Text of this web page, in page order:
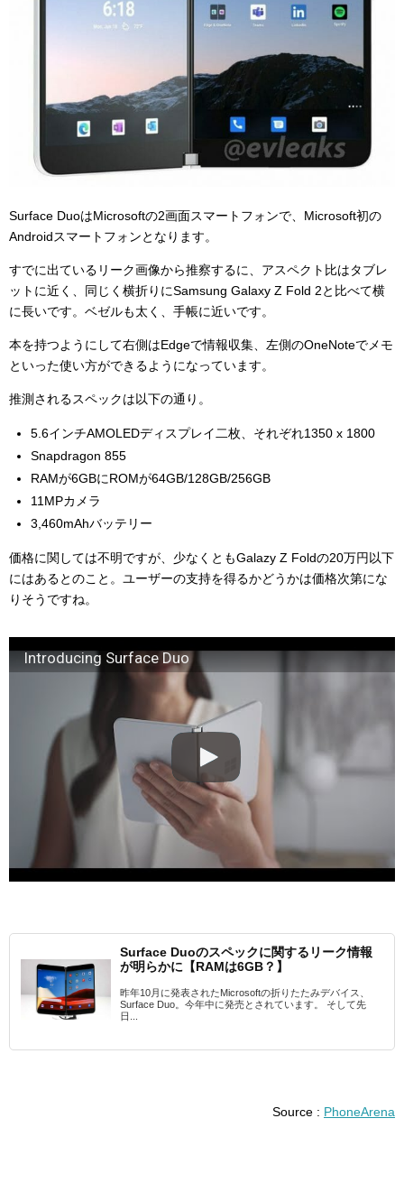
Surface DuoはMicrosoftの2画面スマートフォンで、Microsoft初の
Androidスマートフォンとなります。
すでに出ているリーク画像から推察するに、アスペクト比はタブレ
ットに近く、同じく横折りにSamsung Galaxy Z Fold 2と比べて横
に長いです。ベゼルも太く、手帳に近いです。
本を持つようにして右側はEdgeで情報収集、左側のOneNoteでメモ
といった使い方ができるようになっています。
推測されるスペックは以下の通り。
5.6インチAMOLEDディスプレイ二枚、それぞれ1350 x 1800
Snapdragon 855
RAMが6GBにROMが64GB/128GB/256GB
11MPカメラ
3,460mAhバッテリー
価格に関しては不明ですが、少なくともGalazy Z Foldの20万円以下
にはあるとのこと。ユーザーの支持を得るかどうかは価格次第にな
りそうですね。
Introducing Surface Duo
Surface Duoのスペックに関するリーク情報
が明らかに【RAMは6GB？】
昨年10月に発表されたMicrosoftの折りたたみデバイス、
Surface Duo。今年中に発売とされています。 そして先
日...
Source : PhoneArena